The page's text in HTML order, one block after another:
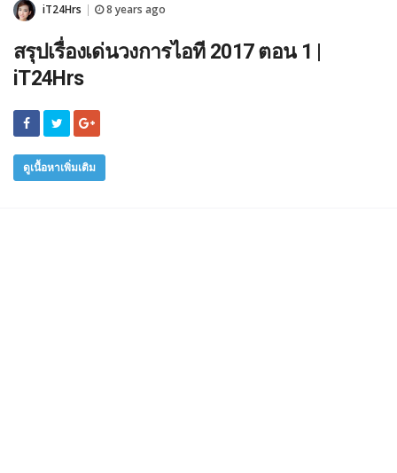
iT24Hrs 8 years ago
สรุปเรื่องเด่นวงการไอที 2017 ตอน 1 |
iT24Hrs
ดูเนื้อหาเพิ่มเติม